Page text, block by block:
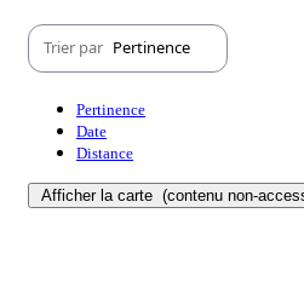
Trier par Pertinence
Pertinence
Date
Distance
Afficher la carte (contenu non-